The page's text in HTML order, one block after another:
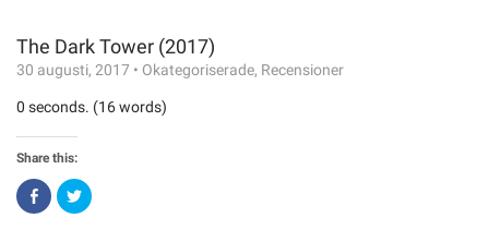
The Dark Tower (2017)
30 augusti, 2017 • Okategoriserade, Recensioner
0 seconds. (16 words)
Share this:
Click
to
share
Click
to